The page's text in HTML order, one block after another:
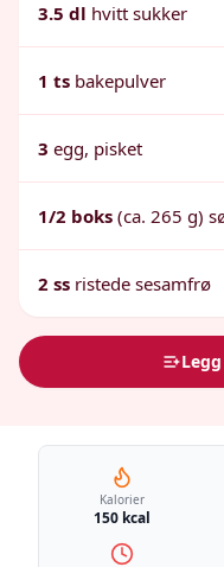
3.5 dl hvitt sukker
1 ts bakepulver
3 egg, pisket
1/2 boks (ca. 265 g)
2 ss ristede sesamfrø
Kalorier
150 kcal